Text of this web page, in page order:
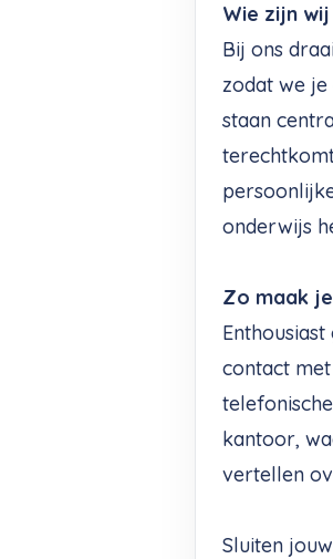
Wie zijn wij
Bij ons
zodat we je
staan
onderwijs
Zo maak
contact
kantoor,
vertellen
Sluiten